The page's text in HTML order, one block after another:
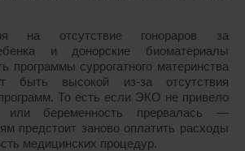
на отсутствие гонораров за
и донорские биоматериалы
программы суррогатного материнства
быть высокой из-за отсутствия
То есть если ЭКО не привело
или беременность прервалась ―
предстоит заново оплатить расходы
медицинских процедур.